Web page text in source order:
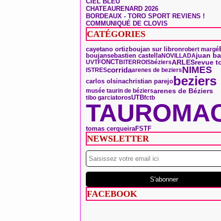
CHATEAURENARD 2026
BORDEAUX - TORO SPORT REVIENS !
COMMUNIQUÉ DE CLOVIS
CATÉGORIES
cayetano ortiz boujan sur libronrobert margé
boujansebastien castellaNOVILLADAjuan
UVTFONCTBITERROISbéziersARLESrevue
ISTREScorridaarenes de beziersNIMES
carlos olsinachristian parejobeziers
musée taurin de béziersarenes de Béziers
tibo garciatorosUTBfctb
tomas cerqueiraFSTF
NEWSLETTER
FACEBOOK